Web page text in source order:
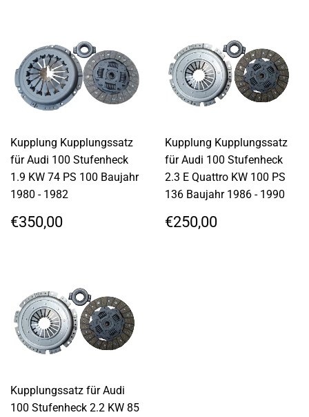
Kupplung Kupplungssatz
für Audi 100 Stufenheck
1.9 KW 74 PS 100 Baujahr
1980 - 1982
NORMALER
PREIS
€350,00
Kupplung Kupplungssatz
für Audi 100 Stufenheck
2.3 E Quattro KW 100 PS
136 Baujahr 1986 - 1990
NORMALER
PREIS
€250,00
Kupplungssatz für Audi
100 Stufenheck 2.2 KW 85